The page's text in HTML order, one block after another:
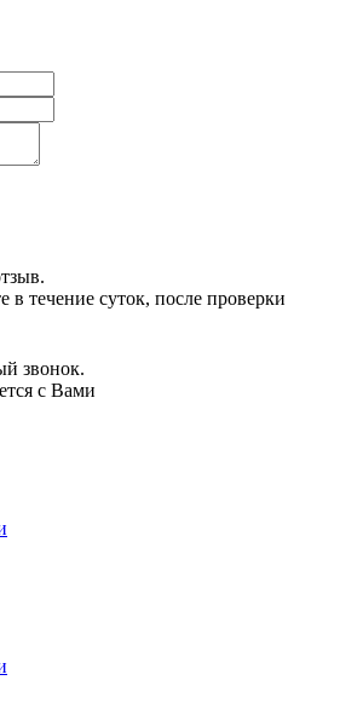
в течение суток, после проверки
звонок.
с Вами